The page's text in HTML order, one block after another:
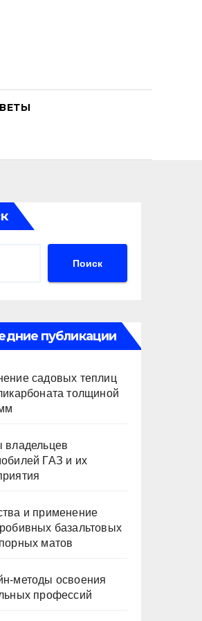
Поиск
публикации
садовых теплиц
толщиной
владельцев
ГАЗ и их
и применение
базальтовых
матов
методы освоения
профессий